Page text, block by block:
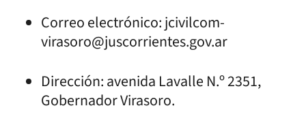
Correo electrónico: jcivilcom-
virasoro@juscorrientes.gov.ar
Dirección: avenida Lavalle N.º 2351,
Gobernador Virasoro.